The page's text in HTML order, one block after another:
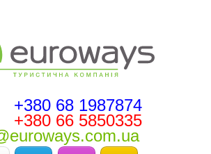
+380 68 1987874
+380 66 5850335